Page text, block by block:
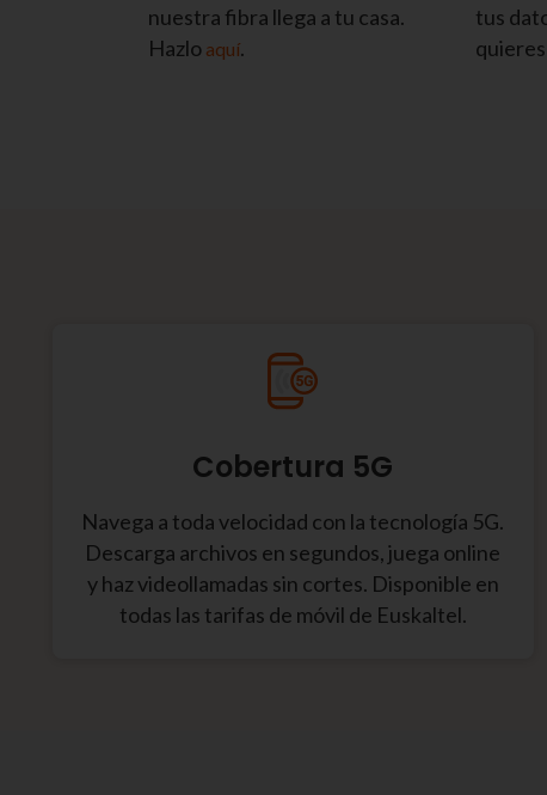
nuestra fibra llega a tu casa.
Hazlo aquí.
tus
Cobertura 5G
Navega a toda velocidad con la tecnología 5G.
Descarga archivos en segundos, juega online
y haz videollamadas sin cortes. Disponible en
todas las tarifas de móvil de Euskaltel.